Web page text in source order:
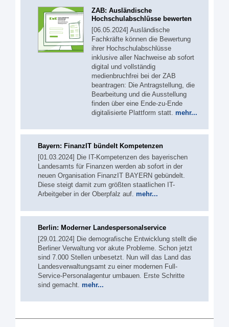
ZAB: Ausländische
Hochschulabschlüsse bewerten
[06.05.2024] Ausländische
Fachkräfte können die Bewertung
ihrer Hochschulabschlüsse
inklusive aller Nachweise ab sofort
digital und vollständig
medienbruchfrei bei der ZAB
beantragen: Die Antragstellung, die
Bearbeitung und die Ausstellung
finden über eine Ende-zu-Ende
digitalisierte Plattform statt. mehr...
Bayern: FinanzIT bündelt Kompetenzen
[01.03.2024] Die IT-Kompetenzen des bayerischen
Landesamts für Finanzen werden ab sofort in der
neuen Organisation FinanzIT BAYERN gebündelt.
Diese steigt damit zum größten staatlichen IT-
Arbeitgeber in der Oberpfalz auf. mehr...
Berlin: Moderner Landespersonalservice
[29.01.2024] Die demografische Entwicklung stellt die
Berliner Verwaltung vor akute Probleme. Schon jetzt
sind 7.000 Stellen unbesetzt. Nun will das Land das
Landesverwaltungsamt zu einer modernen Full-
Service-Personalagentur umbauen. Erste Schritte
sind gemacht. mehr...